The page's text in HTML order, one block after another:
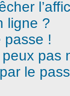
ligne ?
passe !
pas
le